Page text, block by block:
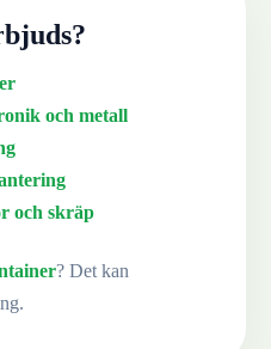
och metall
och skräp
? Det kan